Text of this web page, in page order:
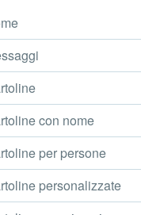
con nome
per persone
personalizzate